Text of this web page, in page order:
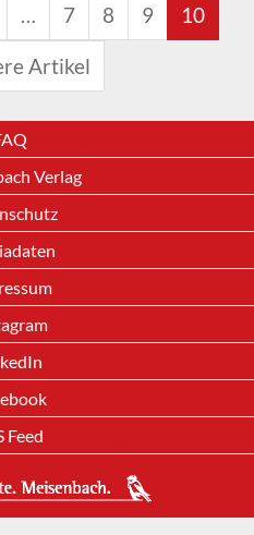
… 7 8 9 10
Artikel
Verlag
Feed